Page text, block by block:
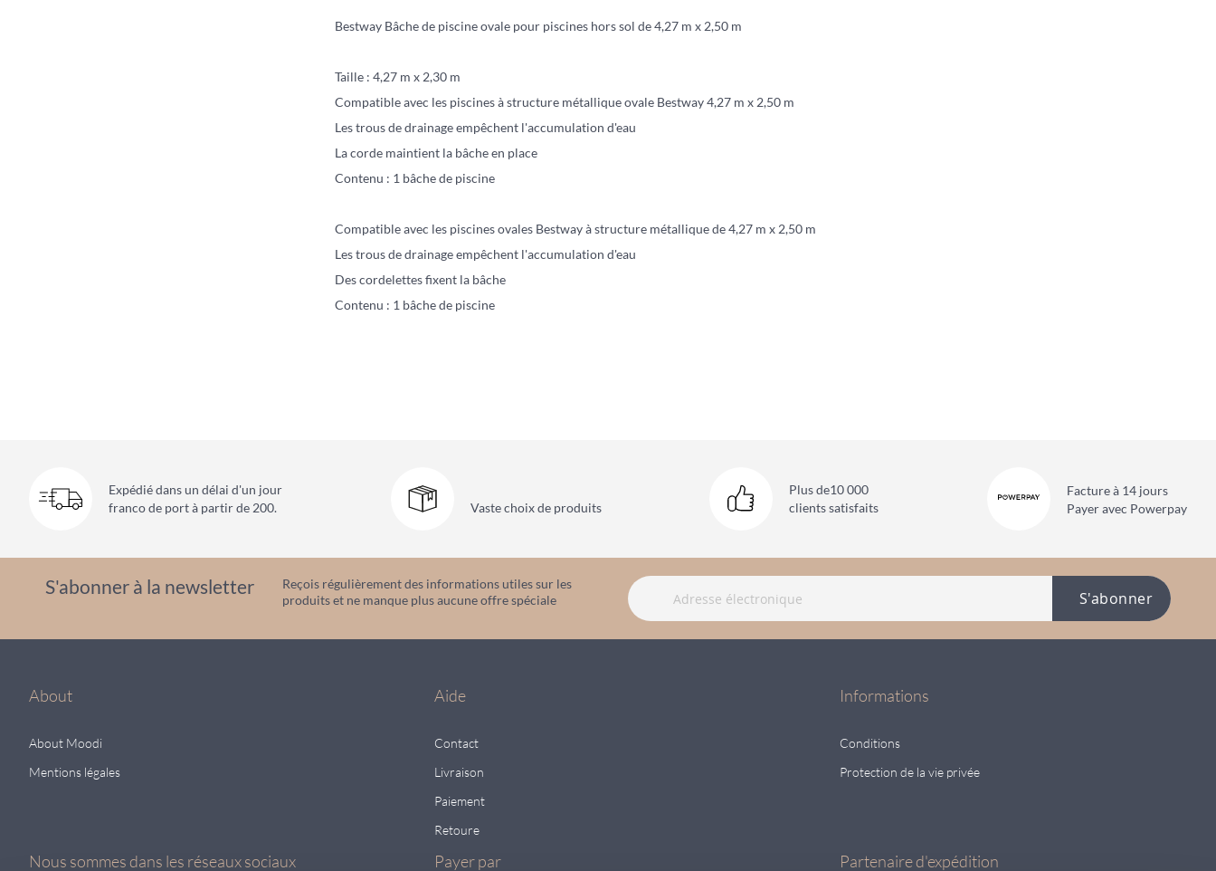
Bestway Bâche de piscine ovale pour piscines hors sol de 4,27 m x 2,50 m
Taille : 4,27 m x 2,30 m
Compatible avec les piscines à structure métallique ovale Bestway 4,27 m x 2,50 m
Les trous de drainage empêchent l'accumulation d'eau
La corde maintient la bâche en place
Contenu : 1 bâche de piscine
Compatible avec les piscines ovales Bestway à structure métallique de 4,27 m x 2,50 m
Les trous de drainage empêchent l'accumulation d'eau
Des cordelettes fixent la bâche
Contenu : 1 bâche de piscine
Expédié dans un délai d'un jour
franco de port à partir de 200.
Vaste choixde produits
Plus de10 000
clients satisfaits
Facture à 14 jours
Payer avec Powerpay
S'abonner à la newsletter
Reçois régulièrement des informations utiles sur les
produits et ne manque plus aucune offre spéciale
S'abonner
About
About Moodi
Mentions légales
Aide
Contact
Livraison
Paiement
Retoure
Informations
Conditions
Protection de la vie privée
Nous sommes dans les réseaux sociaux Payer par Partenaire d'expédition